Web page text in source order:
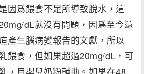
因爲餵食不足所導致脫水，這
dL就沒有問題，因爲至今還
產生腦病變報告的文獻，所以
餵食，但如果超過20mg/dL，可
，用嬰兒奶粉輔助。如果在48